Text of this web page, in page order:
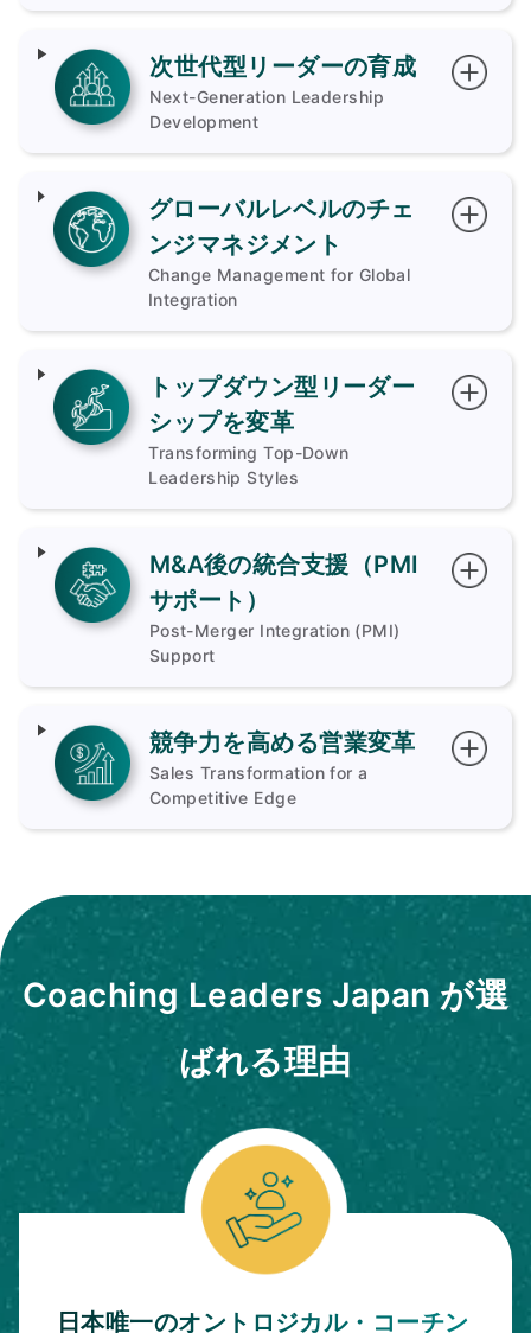
次世代型リーダーの育成
Next-Generation Leadership
Development
グローバルレベルのチェ
ンジマネジメント
Change Management for Global
Integration
トップダウン型リーダー
シップを変革
Transforming Top-Down
Leadership Styles
M&A後の統合支援（PMI
サポート）
Post-Merger Integration (PMI)
Support
競争力を高める営業変革
Sales Transformation for a
Competitive Edge
Coaching Leaders Japan が選
ばれる理由
日本唯一のオントロジカル・コーチン